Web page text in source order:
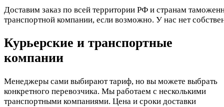
Доставим заказ по всей территории РФ и странам
транспортной компании, если возможно. У нас нет
Курьерские и транспортные
компании
Менеджеры сами выбирают тариф, но вы можете выбрать
конкретного перевозчика. Мы работаем с несколькими
транспортными компаниями. Цена и сроки доставки